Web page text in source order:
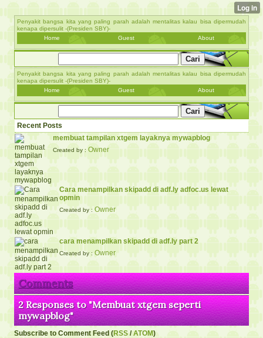
Penyakit bangsa kita yang paling parah adalah mentalitas kalau bisa dipermudah
kenapa dipersulit -(Presiden SBY)-
Home
Guest About
Penyakit bangsa kita yang paling parah adalah mentalitas kalau bisa dipermudah
kenapa dipersulit -(Presiden SBY)-
Home
Guest About
Recent Posts
membuat tampilan xtgem layaknya mywapblog
Created by : Owner
Cara menampilkan skipadd di adf.ly adfoc.us lewat
opmin
Created by : Owner
cara menampilkan skipadd di adf.ly part 2
Created by : Owner
Comments
2 Responses to "Membuat xtgem seperti
mywapblog"
Subscribe to Comment Feed (RSS / ATOM)